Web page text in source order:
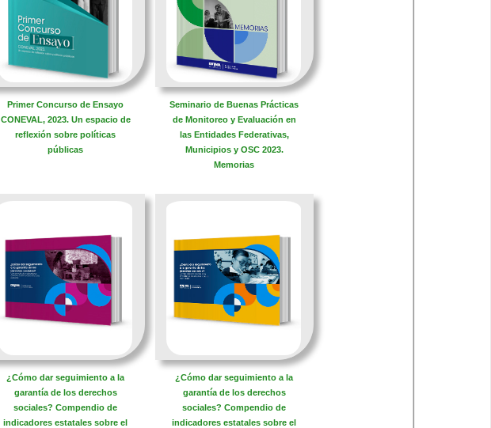
Primer Concurso de Ensayo
CONEVAL, 2023. Un espacio de
reflexión sobre políticas
públicas
Seminario de Buenas Prácticas
de Monitoreo y Evaluación en
las Entidades Federativas,
Municipios y OSC 2023.
Memorias
¿Cómo dar seguimiento a la
garantía de los derechos
sociales? Compendio de
indicadores estatales sobre el
¿Cómo dar seguimiento a la
garantía de los derechos
sociales? Compendio de
indicadores estatales sobre el